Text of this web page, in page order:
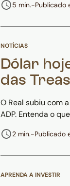
5 min.-Publicado
NOTÍCIAS
Dólar
das
O Real subiu com
ADP. Entenda o
2 min.-Publicado
APRENDA A INVESTIR